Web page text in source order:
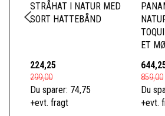
STRÅHAT I NATUR MED
SORT HATTEBÅND
224,25
299,00
Du sparer: 74,75
+evt. fragt
ET
859,00
Du
+evt.